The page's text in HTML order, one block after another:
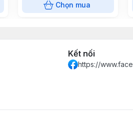
Chọn mua
Kết nối
https://